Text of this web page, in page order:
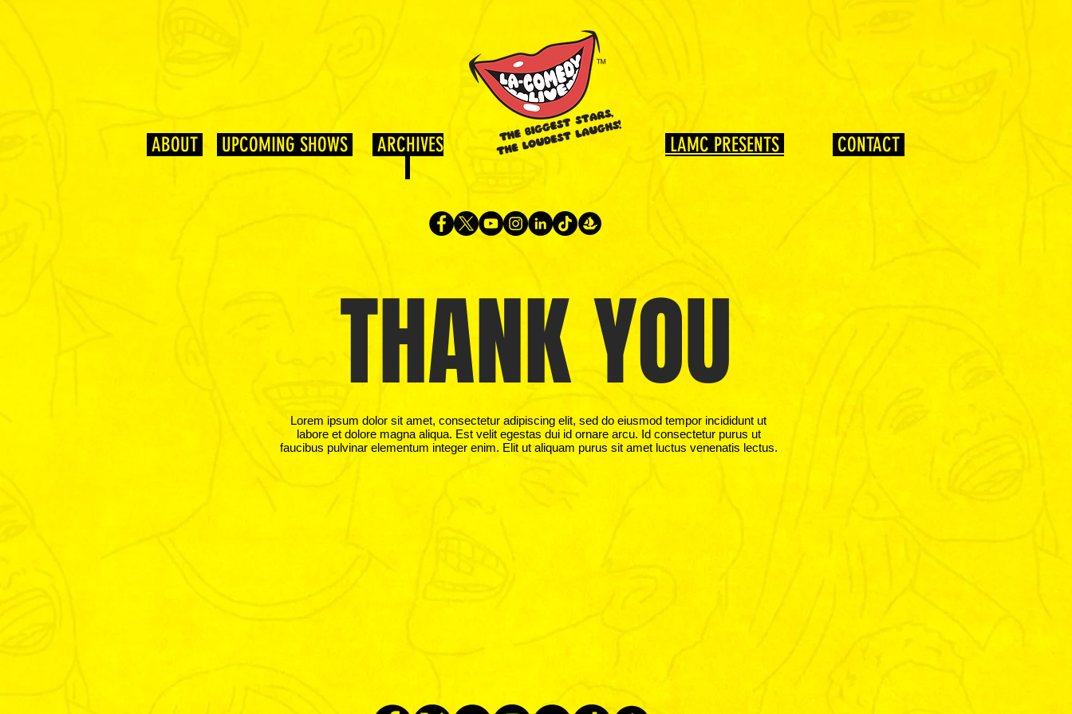
ABOUT UPCOMING SHOWS ARCHIVES LAMC PRESENTS CONTACT
THANK YOU
Lorem ipsum dolor sit amet, consectetur adipiscing elit, sed do eiusmod tempor incididunt ut
labore et dolore magna aliqua. Est velit egestas dui id ornare arcu. Id consectetur purus ut
faucibus pulvinar elementum integer enim. Elit ut aliquam purus sit amet luctus venenatis lectus.